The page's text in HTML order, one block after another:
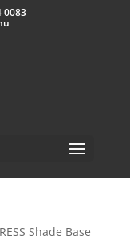
0083
Shade Base